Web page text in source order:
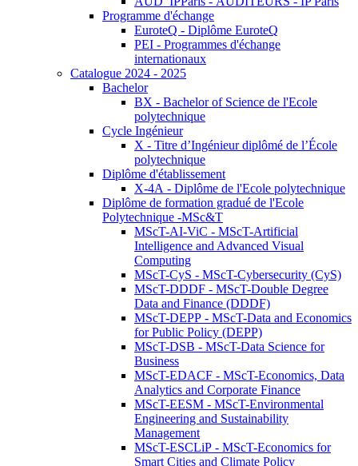
Programme d'échange
EuroteQ - Diplôme EuroteQ
PEI - Programmes d'échange
internationaux
Catalogue 2024 - 2025
Bachelor
BX - Bachelor of Science de l'Ecole
polytechnique
Cycle Ingénieur
X - Titre d’Ingénieur diplômé de l’École
polytechnique
Diplôme d'établissement
X-4A - Diplôme de l'Ecole polytechnique
Diplôme de formation gradué de l'Ecole
Polytechnique -MSc&T
MScT-AI-ViC - MScT-Artificial
Intelligence and Advanced Visual
Computing
MScT-CyS - MScT-Cybersecurity (CyS)
MScT-DDDF - MScT-Double Degree
Data and Finance (DDDF)
MScT-DEPP - MScT-Data and Economics
for Public Policy (DEPP)
MScT-DSB - MScT-Data Science for
Business
MScT-EDACF - MScT-Economics, Data
Analytics and Corporate Finance
MScT-EESM - MScT-Environmental
Engineering and Sustainability
Management
MScT-ESCLiP - MScT-Economics for
Smart Cities and Climate Policy